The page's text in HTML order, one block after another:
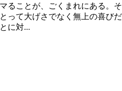
ることが、ごくまれにある。そ
って大げさでなく無上の喜びだ
に対...